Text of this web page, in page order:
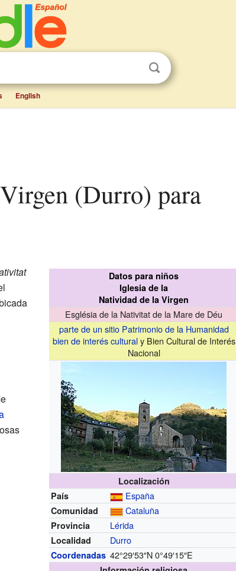
English
Datos para niños
Iglesia de la
Natividad de la Virgen
Església de la Nativitat de la Mare de Déu
parte de un sitio Patrimonio de la Humanidad
bien de interés culturaly Bien Cultural de Interés
Nacional
Localización
País
España
Comunidad Cataluña
Provincia Lérida
Localidad Durro
Coordenadas 42°29′53″N 0°49′15″E